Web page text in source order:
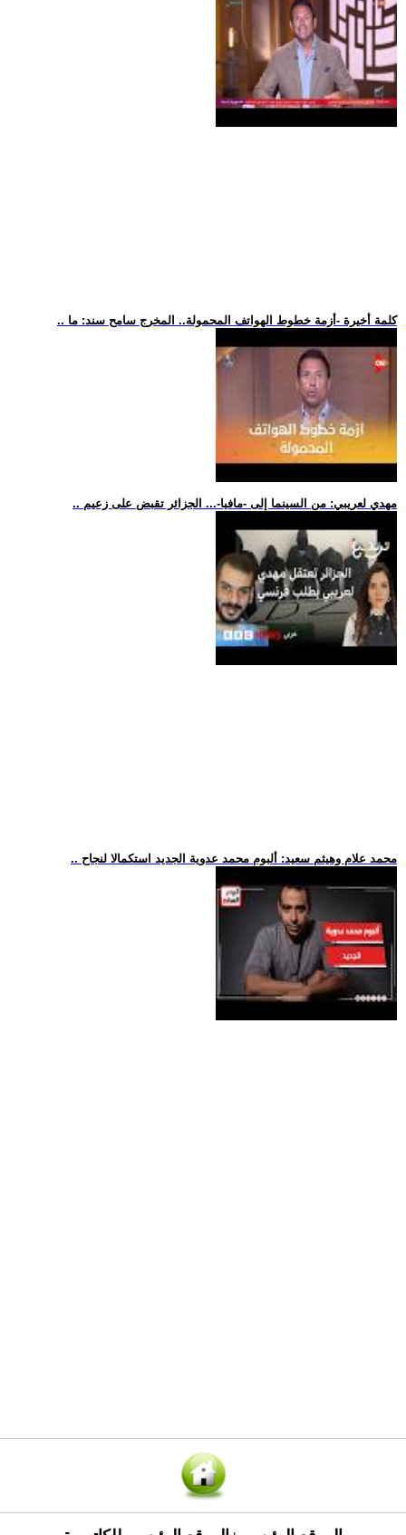
.. كلمة أخيرة -أزمة خطوط الهواتف المحمولة.. المخرج سامح سند: ما
.. مهدي لعريبي: من السينما إلى -مافيا-... الجزائر تقبض على زعيم
.. محمد علام وهيثم سعيد: ألبوم محمد عدوية الجديد استكمالا لنجاح